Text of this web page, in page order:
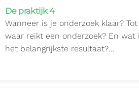
De praktijk 4
Wanneer is je onderzoek klaar? Tot
waar reikt een onderzoek? En wat
het belangrijkste resultaat?…